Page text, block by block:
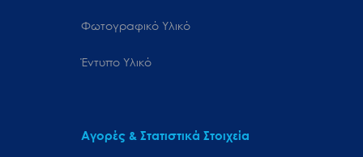
Φωτογραφικό Υλικό
Έντυπο Υλικό
Αγορές & Στατιστικά Στοιχεία